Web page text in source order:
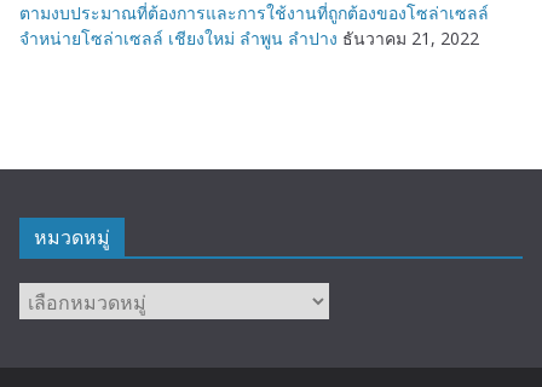
ตามงบประมาณที่ต้องการและการใช้งานที่ถูกต้องของโซล่าเซลล์
จำหน่ายโซล่าเซลล์ เชียงใหม่ ลำพูน ลำปาง ธันวาคม 21, 2022
หมวดหมู่
หมวด
หมู่